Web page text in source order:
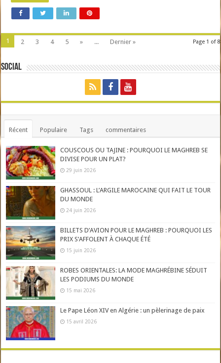
Page 1 of 8
1 2 3 4 5 » ... Dernier »
Social
Récent Populaire Tags commentaires
COUSCOUS OU TAJINE : POURQUOI LE MAGHREB SE
DIVISE POUR UN PLAT?
29 juin 2026
GHASSOUL : L’ARGILE MAROCAINE QUI FAIT LE TOUR
DU MONDE
24 juin 2026
BILLETS D’AVION POUR LE MAGHREB : POURQUOI LES
PRIX S’AFFOLENT À CHAQUE ÉTÉ
15 juin 2026
ROBES ORIENTALES: LA MODE MAGHRÉBINE SÉDUIT
LES PODIUMS DU MONDE
15 mai 2026
Le Pape Léon XIV en Algérie : un pèlerinage de paix
15 avril 2026